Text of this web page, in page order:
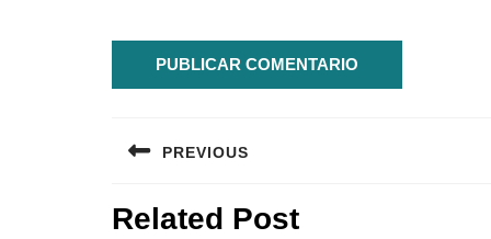
de
entradas
PREVIOUS
anterior:
Related Post